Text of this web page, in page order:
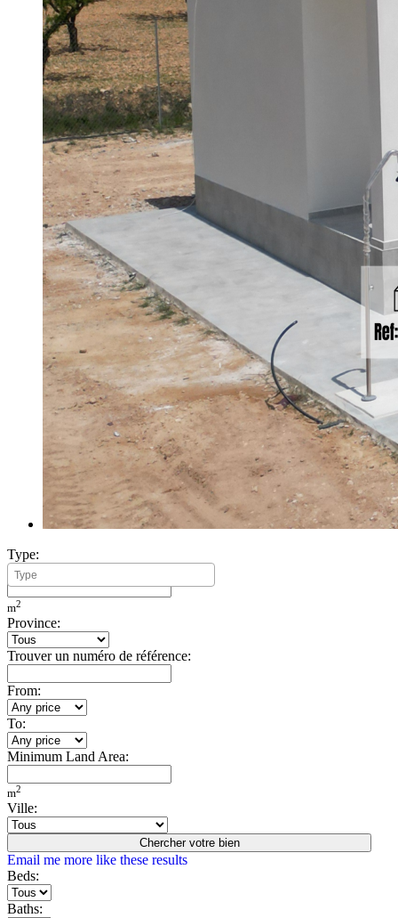
Type:
Minimum Build Area:
m2
Province:
Trouver un numéro de référence:
From:
To:
Minimum Land Area:
m2
Ville:
Chercher votre bien
Email me more like these results
Beds:
Baths: